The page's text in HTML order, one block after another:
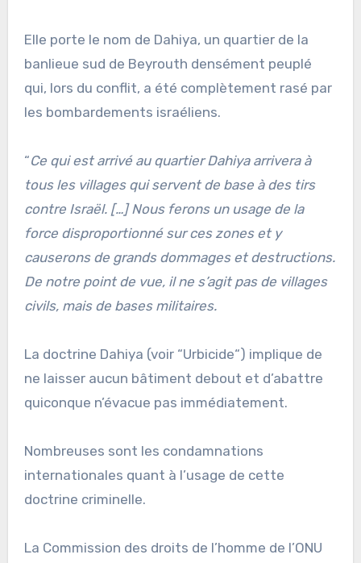
Elle porte le nom de Dahiya, un quartier de la
banlieue sud de Beyrouth densément peuplé
qui, lors du conflit, a été complètement rasé par
les bombardements israéliens.
“Ce qui est arrivé au quartier Dahiya arrivera à
tous les villages qui servent de base à des tirs
contre Israël. […] Nous ferons un usage de la
force disproportionné sur ces zones et y
causerons de grands dommages et destructions.
De notre point de vue, il ne s’agit pas de villages
civils, mais de bases militaires.
La doctrine Dahiya (voir “Urbicide“) implique de
ne laisser aucun bâtiment debout et d’abattre
quiconque n’évacue pas immédiatement.
Nombreuses sont les condamnations
internationales quant à l’usage de cette
doctrine criminelle.
La Commission des droits de l’homme de l’ONU